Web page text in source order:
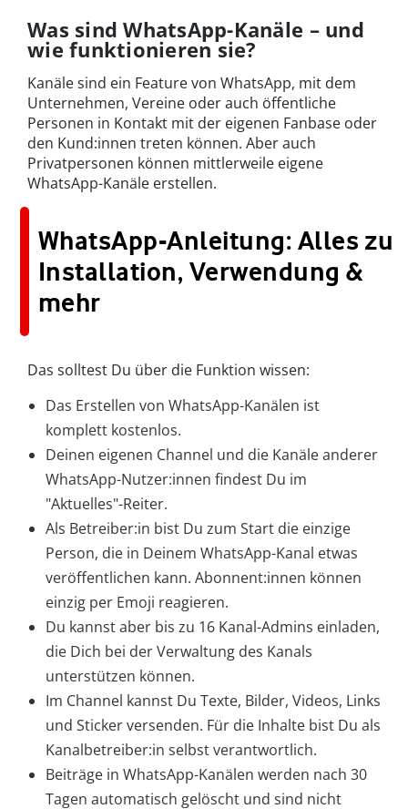
Was sind WhatsApp-Kanäle – und
wie funktionieren sie?
Kanäle sind ein Feature von WhatsApp, mit dem
Unternehmen, Vereine oder auch öffentliche
Personen in Kontakt mit der eigenen Fanbase oder
den Kund:innen treten können. Aber auch
Privatpersonen können mittlerweile eigene
WhatsApp-Kanäle erstellen.
WhatsApp-Anleitung: Alles zu
Installation, Verwendung &
mehr
Das solltest Du über die Funktion wissen:
Das Erstellen von WhatsApp-Kanälen ist
komplett kostenlos.
Deinen eigenen Channel und die Kanäle anderer
WhatsApp-Nutzer:innen findest Du im
"Aktuelles"-Reiter.
Als Betreiber:in bist Du zum Start die einzige
Person, die in Deinem WhatsApp-Kanal etwas
veröffentlichen kann. Abonnent:innen können
einzig per Emoji reagieren.
Du kannst aber bis zu 16 Kanal-Admins einladen,
die Dich bei der Verwaltung des Kanals
unterstützen können.
Im Channel kannst Du Texte, Bilder, Videos, Links
und Sticker versenden. Für die Inhalte bist Du als
Kanalbetreiber:in selbst verantwortlich.
Beiträge in WhatsApp-Kanälen werden nach 30
Tagen automatisch gelöscht und sind nicht